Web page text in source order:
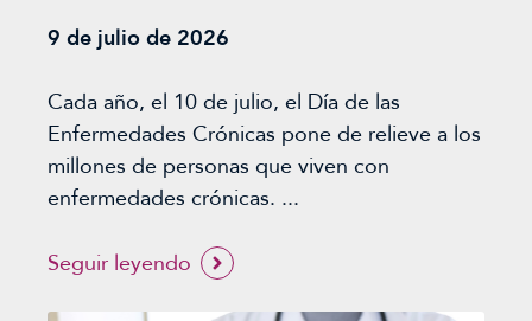
9 de julio de 2026
Cada año, el 10 de julio, el Día de las
Enfermedades Crónicas pone de relieve a los
millones de personas que viven con
enfermedades crónicas. ...
Seguir leyendo